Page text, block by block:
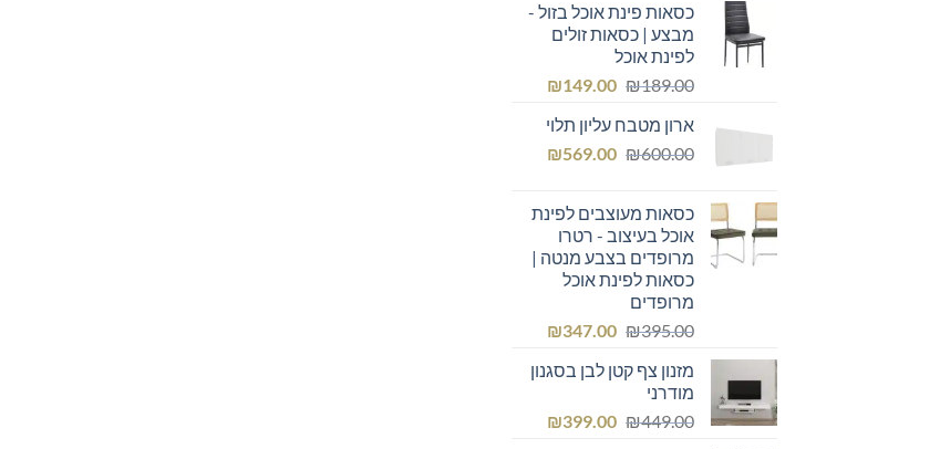
היה:
₪799.00.
הוא:
כסאות פינת אוכל בזול -
מבצע | כסאות זולים
לפינת אוכל
₪189.00
המחיר
היה:
₪189.00.
₪149.00
המחיר
הוא:
₪149.00.
ארון מטבח עליון תלוי
₪600.00
המחיר
₪600.00.
₪569.00
המחיר
₪569.00.כסאות מעוצבים לפינת
אוכל בעיצוב - רטרו
מרופדים בצבע מנטה |
כסאות לפינת אוכל
מרופדים
₪395.00
המחיר
היה:
₪347.00
המחיר
הוא:
מזנון צף קטן לבן בסגנון
מודרני
₪449.00
המחיר ₪399.00
המחיר